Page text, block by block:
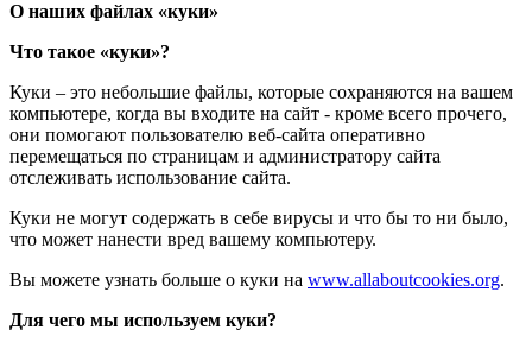
О наших файлах «куки»
Что такое «куки»?
Куки – это небольшие файлы, которые сохраняются на вашем
компьютере, когда вы входите на сайт - кроме всего прочего,
они помогают пользователю веб-сайта оперативно
перемещаться по страницам и администратору сайта
отслеживать использование сайта.
Куки не могут содержать в себе вирусы и что бы то ни было,
что может нанести вред вашему компьютеру.
Вы можете узнать больше о куки на www.allaboutcookies.org.
Для чего мы используем куки?